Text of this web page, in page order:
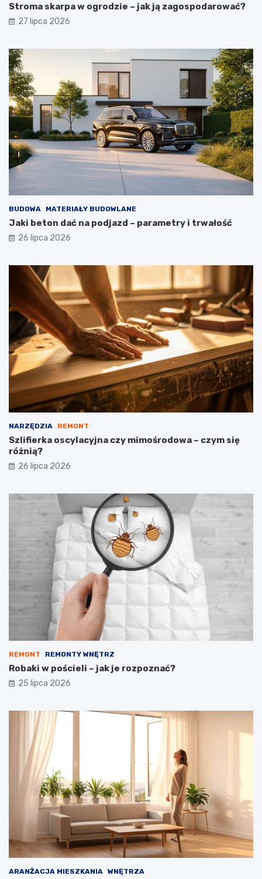
Stroma skarpa w ogrodzie – jak ją zagospodarować?
27 lipca 2026
BUDOWA MATERIAŁY BUDOWLANE
Jaki beton dać na podjazd – parametry i trwałość
26 lipca 2026
NARZĘDZIA REMONT
Szlifierka oscylacyjna czy mimośrodowa – czym się
różnią?
26 lipca 2026
REMONT REMONTY WNĘTRZ
Robaki w pościeli – jak je rozpoznać?
25 lipca 2026
ARANŻACJA MIESZKANIA WNĘTRZA